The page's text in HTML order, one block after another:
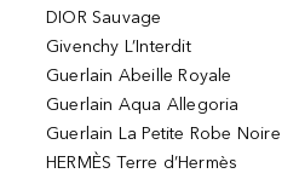
DIOR Sauvage
Givenchy L’Interdit
Guerlain Abeille Royale
Guerlain Aqua Allegoria
Guerlain La Petite Robe Noire
HERMÈS Terre d’Hermès